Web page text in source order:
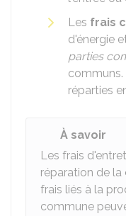
Les frais
d'énergie
parties
réparties
À savoir
Les frais
réparation de
frais liés à la
commune